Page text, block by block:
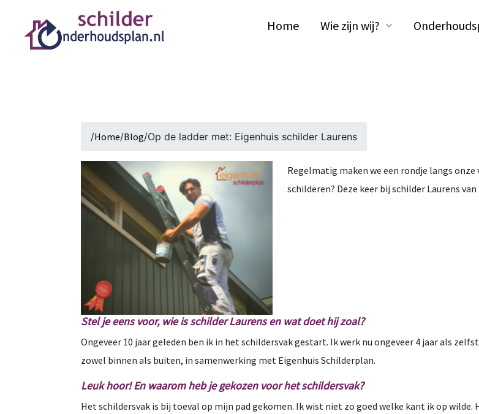
Home Wie zijn wij?
/Home/Blog/Op de ladder met: Eigenhuis schilder Laurens
Regelmatig maken we een rondje langs
schilderen? Deze keer bij schilder Laurens van
Stel je eens voor, wie is schilder Laurens en wat doet hij zoal?
Ongeveer 10 jaar geleden ben ik in het schildersvak gestart. Ik werk nu ongeveer 4 jaar als
zowel binnen als buiten, in samenwerking met Eigenhuis Schilderplan.
Leuk hoor! En waarom heb je gekozen voor het schildersvak?
Het schildersvak is bij toeval op mijn pad gekomen. Ik wist niet zo goed welke kant ik op